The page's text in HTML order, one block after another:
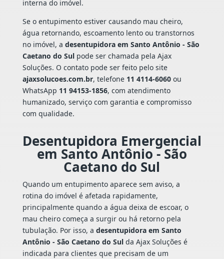
interna do imóvel.
Se o entupimento estiver causando mau cheiro,
água retornando, escoamento lento ou transtornos
no imóvel, a desentupidora em Santo Antônio - São
Caetano do Sulpode ser chamada pela Ajax
Soluções. O contato pode ser feito pelo site
ajaxsolucoes.com.br, telefone 11 4114-6060ou
WhatsApp 11 94153-1856, com atendimento
humanizado, serviço com garantia e compromisso
com qualidade.
Desentupidora Emergencial
em Santo Antônio - São
Caetano do Sul
Quando um entupimento aparece sem aviso, a
rotina do imóvel é afetada rapidamente,
principalmente quando a água deixa de escoar, o
mau cheiro começa a surgir ou há retorno pela
tubulação. Por isso, a desentupidora em Santo
Antônio - São Caetano do Sulda Ajax Soluções é
indicada para clientes que precisam de um